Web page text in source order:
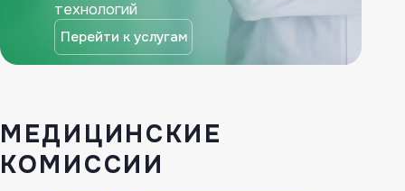
технологий
Перейти к услугам
МЕДИЦИНСКИЕ
КОМИССИИ